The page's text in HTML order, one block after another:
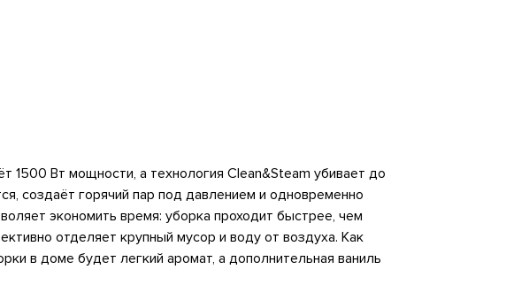
Вт мощности, а технология Clean&Steam убивает до
создаёт горячий пар под давлением и одновременно
экономить время: уборка проходит быстрее, чем
отделяет крупный мусор и воду от воздуха. Как
в доме будет легкий аромат, а дополнительная ваниль